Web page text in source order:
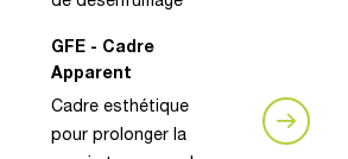
GFE - Cadre
Apparent
Cadre esthétique
pour prolonger la